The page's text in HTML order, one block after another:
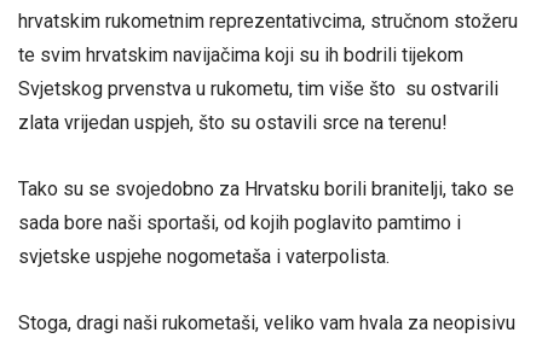
hrvatskim rukometnim reprezentativcima, stručnom stožeru
te svim hrvatskim navijačima koji su ih bodrili tijekom
Svjetskog prvenstva u rukometu, tim više što su ostvarili
zlata vrijedan uspjeh, što su ostavili srce na terenu!
Tako su se svojedobno za Hrvatsku borili branitelji, tako se
sada bore naši sportaši, od kojih poglavito pamtimo i
svjetske uspjehe nogometaša i vaterpolista.
Stoga, dragi naši rukometaši, veliko vam hvala za neopisivu